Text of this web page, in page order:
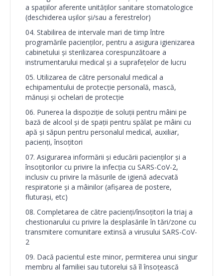
a spațiilor aferente unităților sanitare stomatologice
(deschiderea ușilor și/sau a ferestrelor)
Stabilirea de intervale mari de timp între
programările pacienților, pentru a asigura igienizarea
cabinetului și sterilizarea corespunzătoare a
instrumentarului medical și a suprafețelor de lucru
Utilizarea de către personalul medical a
echipamentului de protecție personală, mască,
mănuși și ochelari de protecție
Punerea la dispoziție de soluții pentru mâini pe
bază de alcool și de spații pentru spălat pe mâini cu
apă și săpun pentru personalul medical, auxiliar,
pacienți, însoțitori
Asigurarea informării și educării pacienților și a
însoțitorilor cu privire la infecția cu SARS-CoV-2,
inclusiv cu privire la măsurile de igienă adecvată
respiratorie și a mâinilor (afișarea de postere,
fluturași, etc)
Completarea de către pacienți/însoțitori la triaj a
chestionarului cu privire la desplasările în tări/zone cu
transmitere comunitare extinsă a virusului SARS-CoV-
2
Dacă pacientul este minor, permiterea unui singur
membru al familiei sau tutorelui să îl însoțească